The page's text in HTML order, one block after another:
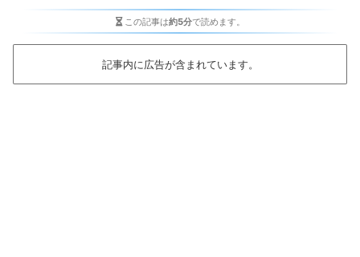
この記事は約5分で読めます。
記事内に広告が含まれています。